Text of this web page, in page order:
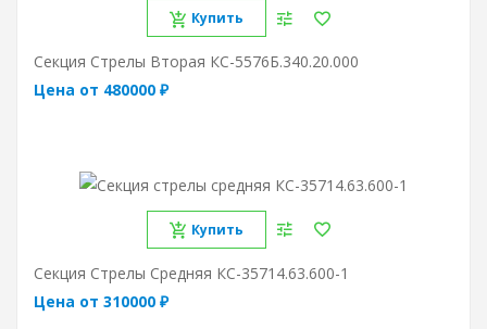
Купить
Секция Стрелы Вторая КС-5576Б.340.20.000
Цена от 480000 ₽
Купить
Секция Стрелы Средняя КС-35714.63.600-1
Цена от 310000 ₽